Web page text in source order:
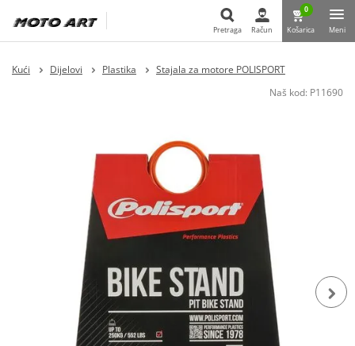
Pretraga
Pretraga Račun
0
Košarica Meni
Kući Dijelovi Plastika
Stajala za motore POLISPORT
Naš kod: P11690